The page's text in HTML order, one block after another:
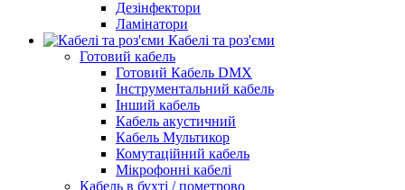
Дезінфектори
Ламінатори
Кабелі та роз'єми
Готовий кабель
Готовий Кабель DMX
Інструментальний кабель
Інший кабель
Кабель акустичний
Кабель Мультикор
Комутаційний кабель
Мікрофонні кабелі
Кабель в бухті / пометрово